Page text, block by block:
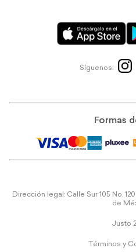
Síguenos:
Formas
Dirección legal: Calle Sur 105 No.
de
Justo
Términos y